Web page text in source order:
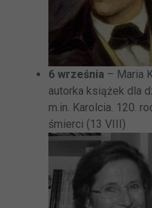
6 września – Maria
autorka książek dla
m.in. Karolcia. 120.
śmierci (13 VIII)